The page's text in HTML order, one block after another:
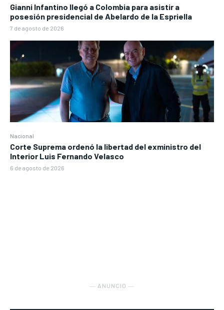
Gianni Infantino llegó a Colombia para asistir a
posesión presidencial de Abelardo de la Espriella
7 de agosto de 2026
Nacional
Corte Suprema ordenó la libertad del exministro del
Interior Luis Fernando Velasco
6 de agosto de 2026
― ANUNCIO ―